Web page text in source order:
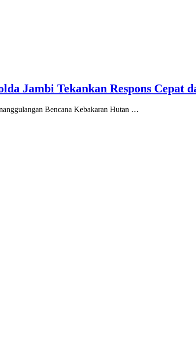
Jambi Tekankan Respons Cepat
Bencana Kebakaran Hutan …